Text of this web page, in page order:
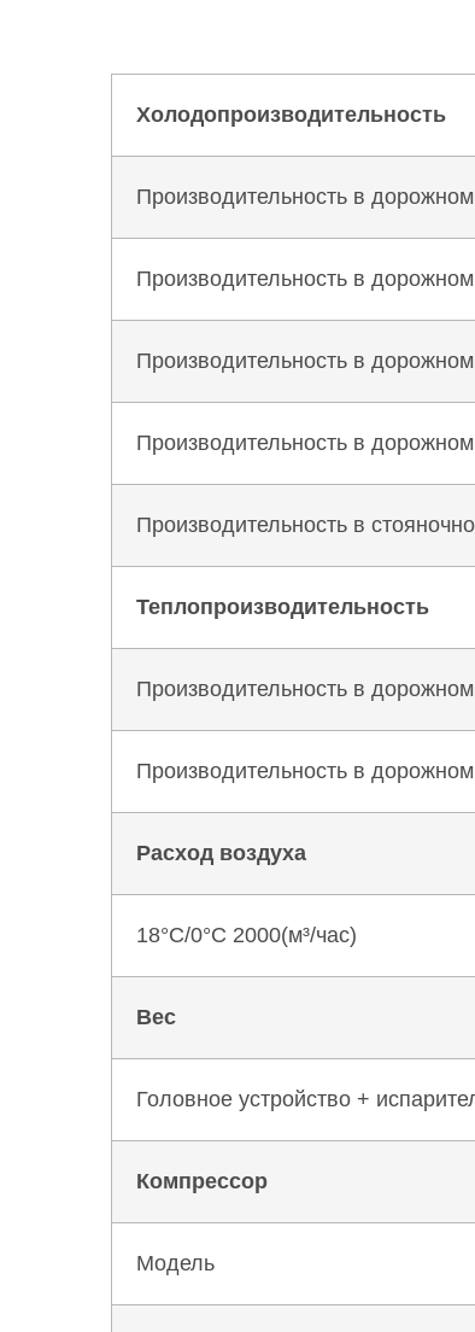
Холодопроизводительность
Производительность в
Производительность в
Производительность в
Производительность в
Производительность в
Теплопроизводительность
Производительность в
Производительность в
Расход воздуха
18°C/0°C 2000(м³/час)
Вес
Головное устройство +
Компрессор
Модель